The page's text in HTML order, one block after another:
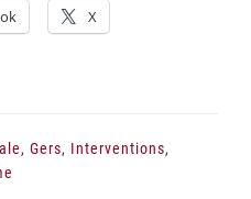
X
, Gers, Interventions,